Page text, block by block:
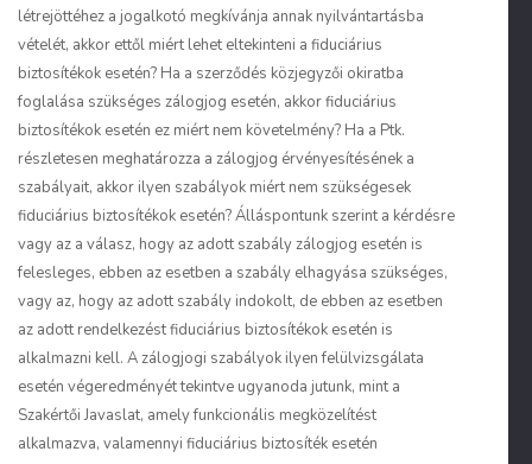
létrejöttéhez a jogalkotó megkívánja annak nyilvántartásba
vételét, akkor ettől miért lehet eltekinteni a fiduciárius
biztosítékok esetén? Ha a szerződés közjegyzői okiratba
foglalása szükséges zálogjog esetén, akkor fiduciárius
biztosítékok esetén ez miért nem követelmény? Ha a Ptk.
részletesen meghatározza a zálogjog érvényesítésének a
szabályait, akkor ilyen szabályok miért nem szükségesek
fiduciárius biztosítékok esetén? Álláspontunk szerint a kérdésre
vagy az a válasz, hogy az adott szabály zálogjog esetén is
felesleges, ebben az esetben a szabály elhagyása szükséges,
vagy az, hogy az adott szabály indokolt, de ebben az esetben
az adott rendelkezést fiduciárius biztosítékok esetén is
alkalmazni kell. A zálogjogi szabályok ilyen felülvizsgálata
esetén végeredményét tekintve ugyanoda jutunk, mint a
Szakértői Javaslat, amely funkcionális megközelítést
alkalmazva, valamennyi fiduciárius biztosíték esetén